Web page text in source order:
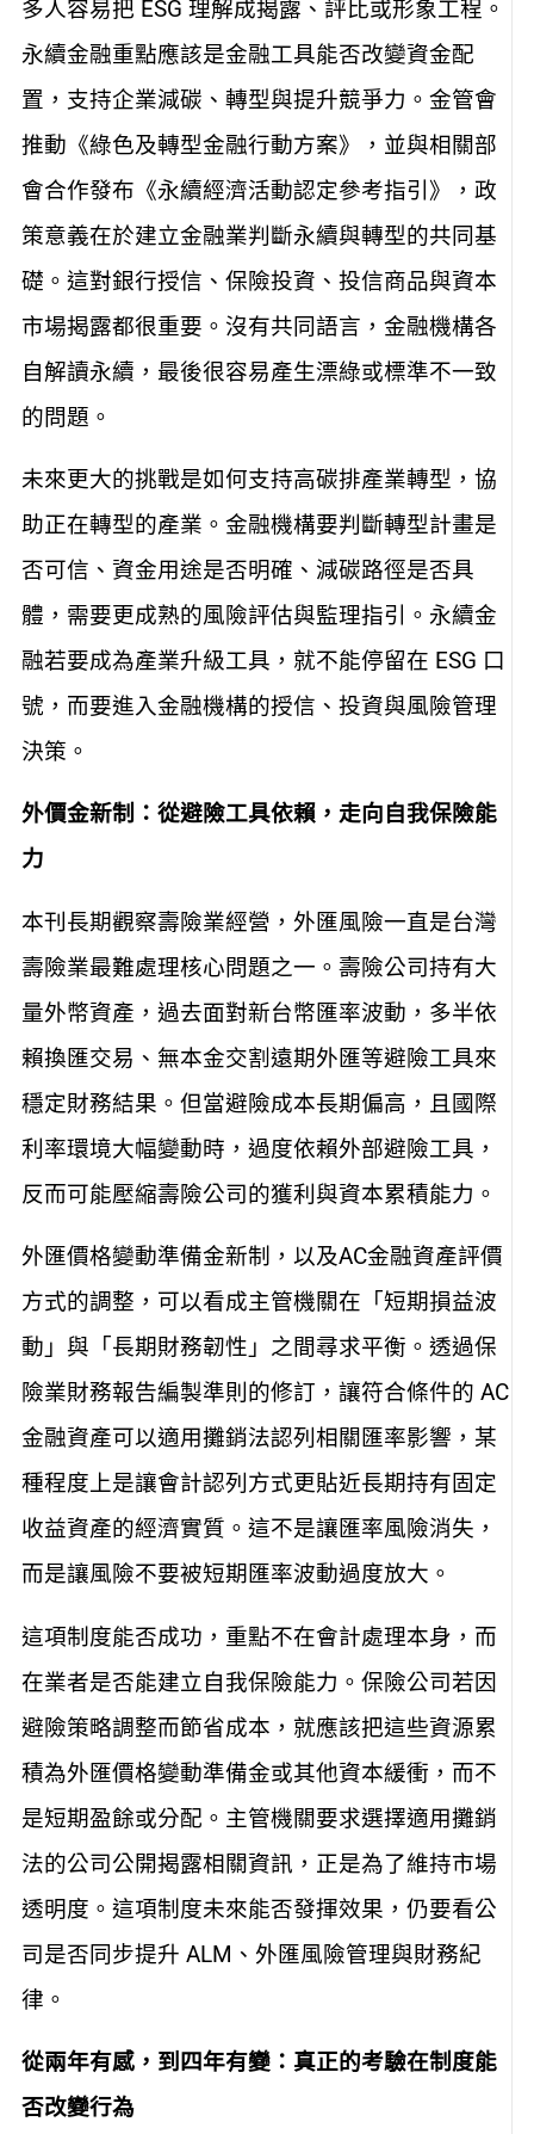
多人容易把 ESG 理解成揭露、評比或形象工程。
永續金融重點應該是金融工具能否改變資金配
置，支持企業減碳、轉型與提升競爭力。金管會
推動《綠色及轉型金融行動方案》，並與相關部
會合作發布《永續經濟活動認定參考指引》，政
策意義在於建立金融業判斷永續與轉型的共同基
礎。這對銀行授信、保險投資、投信商品與資本
市場揭露都很重要。沒有共同語言，金融機構各
自解讀永續，最後很容易產生漂綠或標準不一致
的問題。
未來更大的挑戰是如何支持高碳排產業轉型，協
助正在轉型的產業。金融機構要判斷轉型計畫是
否可信、資金用途是否明確、減碳路徑是否具
體，需要更成熟的風險評估與監理指引。永續金
融若要成為產業升級工具，就不能停留在 ESG 口
號，而要進入金融機構的授信、投資與風險管理
決策。
外價金新制：從避險工具依賴，走向自我保險能
力
本刊長期觀察壽險業經營，外匯風險一直是台灣
壽險業最難處理核心問題之一。壽險公司持有大
量外幣資產，過去面對新台幣匯率波動，多半依
賴換匯交易、無本金交割遠期外匯等避險工具來
穩定財務結果。但當避險成本長期偏高，且國際
利率環境大幅變動時，過度依賴外部避險工具，
反而可能壓縮壽險公司的獲利與資本累積能力。
外匯價格變動準備金新制，以及AC金融資產評價
方式的調整，可以看成主管機關在「短期損益波
動」與「長期財務韌性」之間尋求平衡。透過保
險業財務報告編製準則的修訂，讓符合條件的 AC
金融資產可以適用攤銷法認列相關匯率影響，某
種程度上是讓會計認列方式更貼近長期持有固定
收益資產的經濟實質。這不是讓匯率風險消失，
而是讓風險不要被短期匯率波動過度放大。
這項制度能否成功，重點不在會計處理本身，而
在業者是否能建立自我保險能力。保險公司若因
避險策略調整而節省成本，就應該把這些資源累
積為外匯價格變動準備金或其他資本緩衝，而不
是短期盈餘或分配。主管機關要求選擇適用攤銷
法的公司公開揭露相關資訊，正是為了維持市場
透明度。這項制度未來能否發揮效果，仍要看公
司是否同步提升 ALM、外匯風險管理與財務紀
律。
從兩年有感，到四年有變：真正的考驗在制度能
否改變行為